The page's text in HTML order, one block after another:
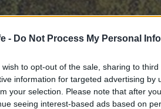
- Do Not Process My Personal
wish to opt-out of the sale, sharing to
information for targeted advertising by
your selection. Please note that after
seeing interest-based ads based on